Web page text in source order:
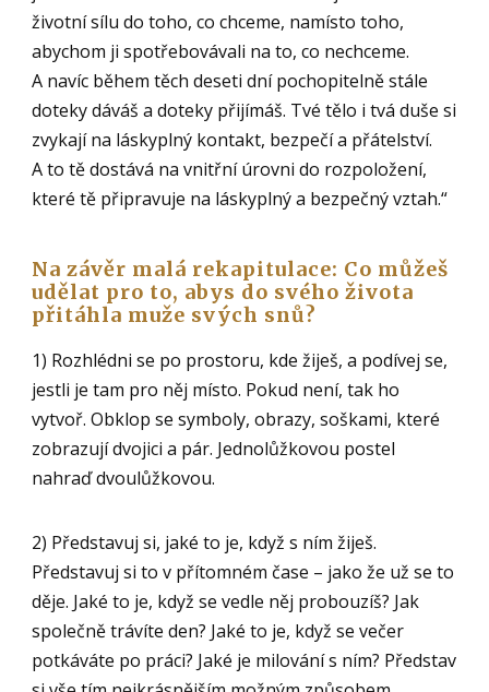
životní sílu do toho, co chceme, namísto toho,
abychom ji spotřebovávali na to, co nechceme.
A navíc během těch deseti dní pochopitelně stále
doteky dáváš a doteky přijímáš. Tvé tělo i tvá duše si
zvykají na láskyplný kontakt, bezpečí a přátelství.
A to tě dostává na vnitřní úrovni do rozpoložení,
které tě připravuje na láskyplný a bezpečný vztah.“
Na závěr malá rekapitulace: Co můžeš
udělat pro to, abys do svého života
přitáhla muže svých snů?
1) Rozhlédni se po prostoru, kde žiješ, a podívej se,
jestli je tam pro něj místo. Pokud není, tak ho
vytvoř. Obklop se symboly, obrazy, soškami, které
zobrazují dvojici a pár. Jednolůžkovou postel
nahraď dvoulůžkovou.
2) Představuj si, jaké to je, když s ním žiješ.
Představuj si to v přítomném čase – jako že už se to
děje. Jaké to je, když se vedle něj probouzíš? Jak
společně trávíte den? Jaké to je, když se večer
potkáváte po práci? Jaké je milování s ním? Představ